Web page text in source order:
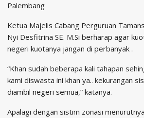
Palembang
Ketua Majelis Cabang Perguruan
Nyi Desfitrina SE. M.Si berharap agar
negeri kuotanya jangan di perbanyak .
“Khan sudah beberapa kali tahapan
kami diswasta ini khan ya.. kekurangan
diambil negeri semua,” katanya.
Apalagi dengan sistim zonasi